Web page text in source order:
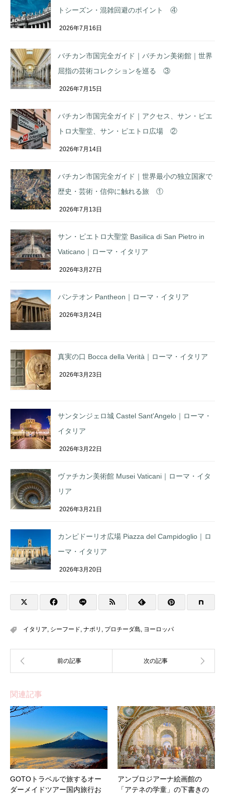
トシーズン・混雑回避のポイント ④
2026年7月16日
バチカン市国完全ガイド｜バチカン美術館｜世界
屈指の芸術コレクションを巡る ③
2026年7月15日
バチカン市国完全ガイド｜アクセス、サン・ピエ
トロ大聖堂、サン・ピエトロ広場 ②
2026年7月14日
バチカン市国完全ガイド｜世界最小の独立国家で
歴史・芸術・信仰に触れる旅 ①
2026年7月13日
サン・ピエトロ大聖堂 Basilica di San Pietro in
Vaticano｜ローマ・イタリア
2026年3月27日
パンテオン Pantheon｜ローマ・イタリア
2026年3月24日
真実の口 Bocca della Verità｜ローマ・イタリア
2026年3月23日
サンタンジェロ城 Castel Sant'Angelo｜ローマ・
イタリア
2026年3月22日
ヴァチカン美術館 Musei Vaticani｜ローマ・イタ
リア
2026年3月21日
カンピドーリオ広場 Piazza del Campidoglio｜ロ
ーマ・イタリア
2026年3月20日
イタリア, シーフード, ナポリ , プロチーダ島, ヨーロッパ
関連記事
GOTOトラベルで旅するオー
ダーメイドツアー国内旅行お
アンブロジアーナ絵画館の
「アテネの学童」の下書きの